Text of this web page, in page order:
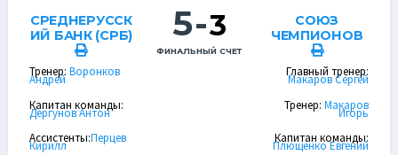
СРЕДНЕРУССК
ИЙ БАНК (СРБ)
Тренер: Воронков
Андрей
Капитан команды:
Дергунов Антон
Ассистенты:Перцев
Кирилл
5-3
ФИНАЛЬНЫЙ СЧЕТ
СОЮЗ
ЧЕМПИОНОВ
Главный тренер:
Макаров Сергей
Тренер: Макаров
Игорь
Капитан команды:
Плющенко Евгений